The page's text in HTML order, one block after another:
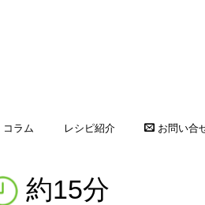
コラム レシピ紹介 お問い合
約15分